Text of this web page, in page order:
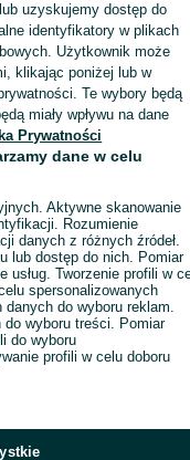
skontaktować się z
uzyskujemy dostęp do
identyfikatory w plikach
Użytkownik może
klikając poniżej lub w
Te wybory będą
miały wpływu na dane
Prywatności
dane w celu
Aktywne skanowanie
Rozumienie
danych z różnych źródeł.
lub dostęp do nich. Pomiar
usług. Tworzenie profili w
spersonalizowanych
do wyboru reklam.
wyboru treści. Pomiar
do wyboru
profili w celu doboru